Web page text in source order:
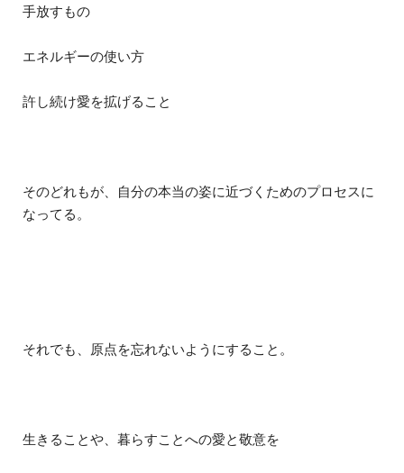
手放すもの
エネルギーの使い方
許し続け愛を拡げること
そのどれもが、自分の本当の姿に近づくためのプロセスに
なってる。
それでも、原点を忘れないようにすること。
生きることや、暮らすことへの愛と敬意を